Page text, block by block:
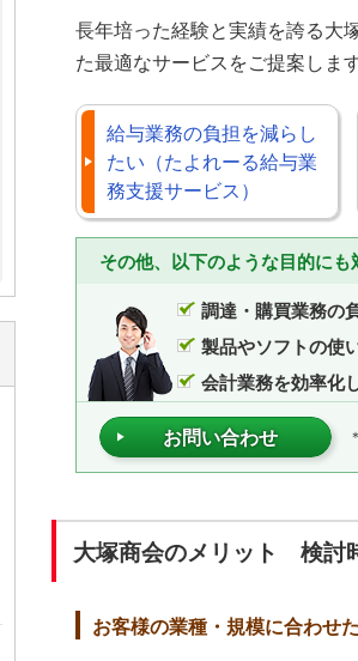
長年培った経験と実績を誇る大
た最適なサービスをご提案します
給与業務の負担を減らし
たい（たよれーる給与業
務支援サービス）
その他、以下のような目的にも
調達・購買業務の
製品やソフトの使
会計業務を効率化
お問い合わせ
大塚商会のメリット 検討
お客様の業種・規模に合わせ